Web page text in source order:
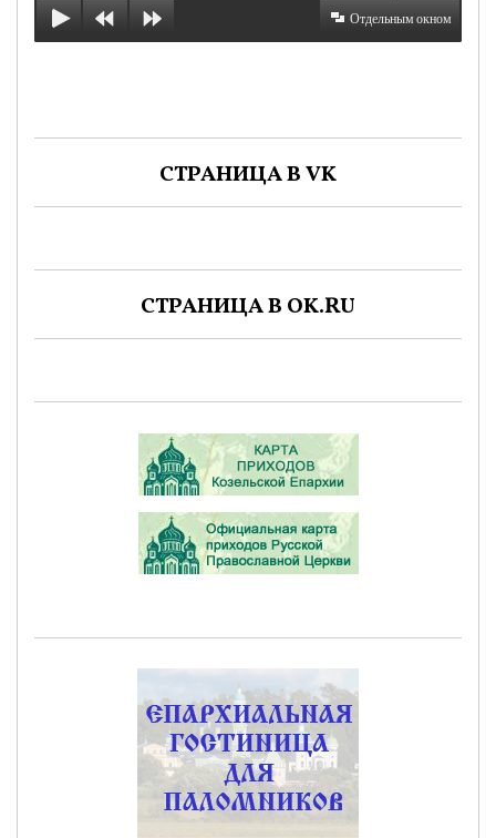
Отдельным окном
СТРАНИЦА В VK
СТРАНИЦА В OK.RU